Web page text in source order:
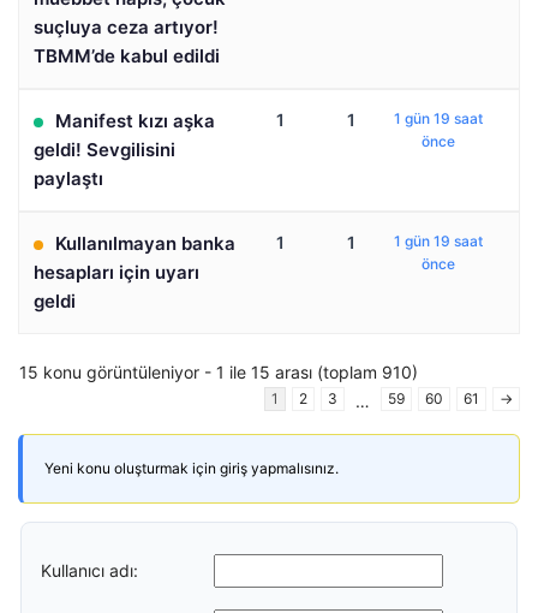
suçluya ceza artıyor!
TBMM’de kabul edildi
Manifest kızı aşka
geldi! Sevgilisini
paylaştı
1 1
1 gün 19 saat
önce
Kullanılmayan banka
hesapları için uyarı
geldi
1 1
1 gün 19 saat
önce
15 konu görüntüleniyor - 1 ile 15 arası (toplam 910)
1 2 3 … 59 60 61 →
Yeni konu oluşturmak için giriş yapmalısınız.
Kullanıcı adı: